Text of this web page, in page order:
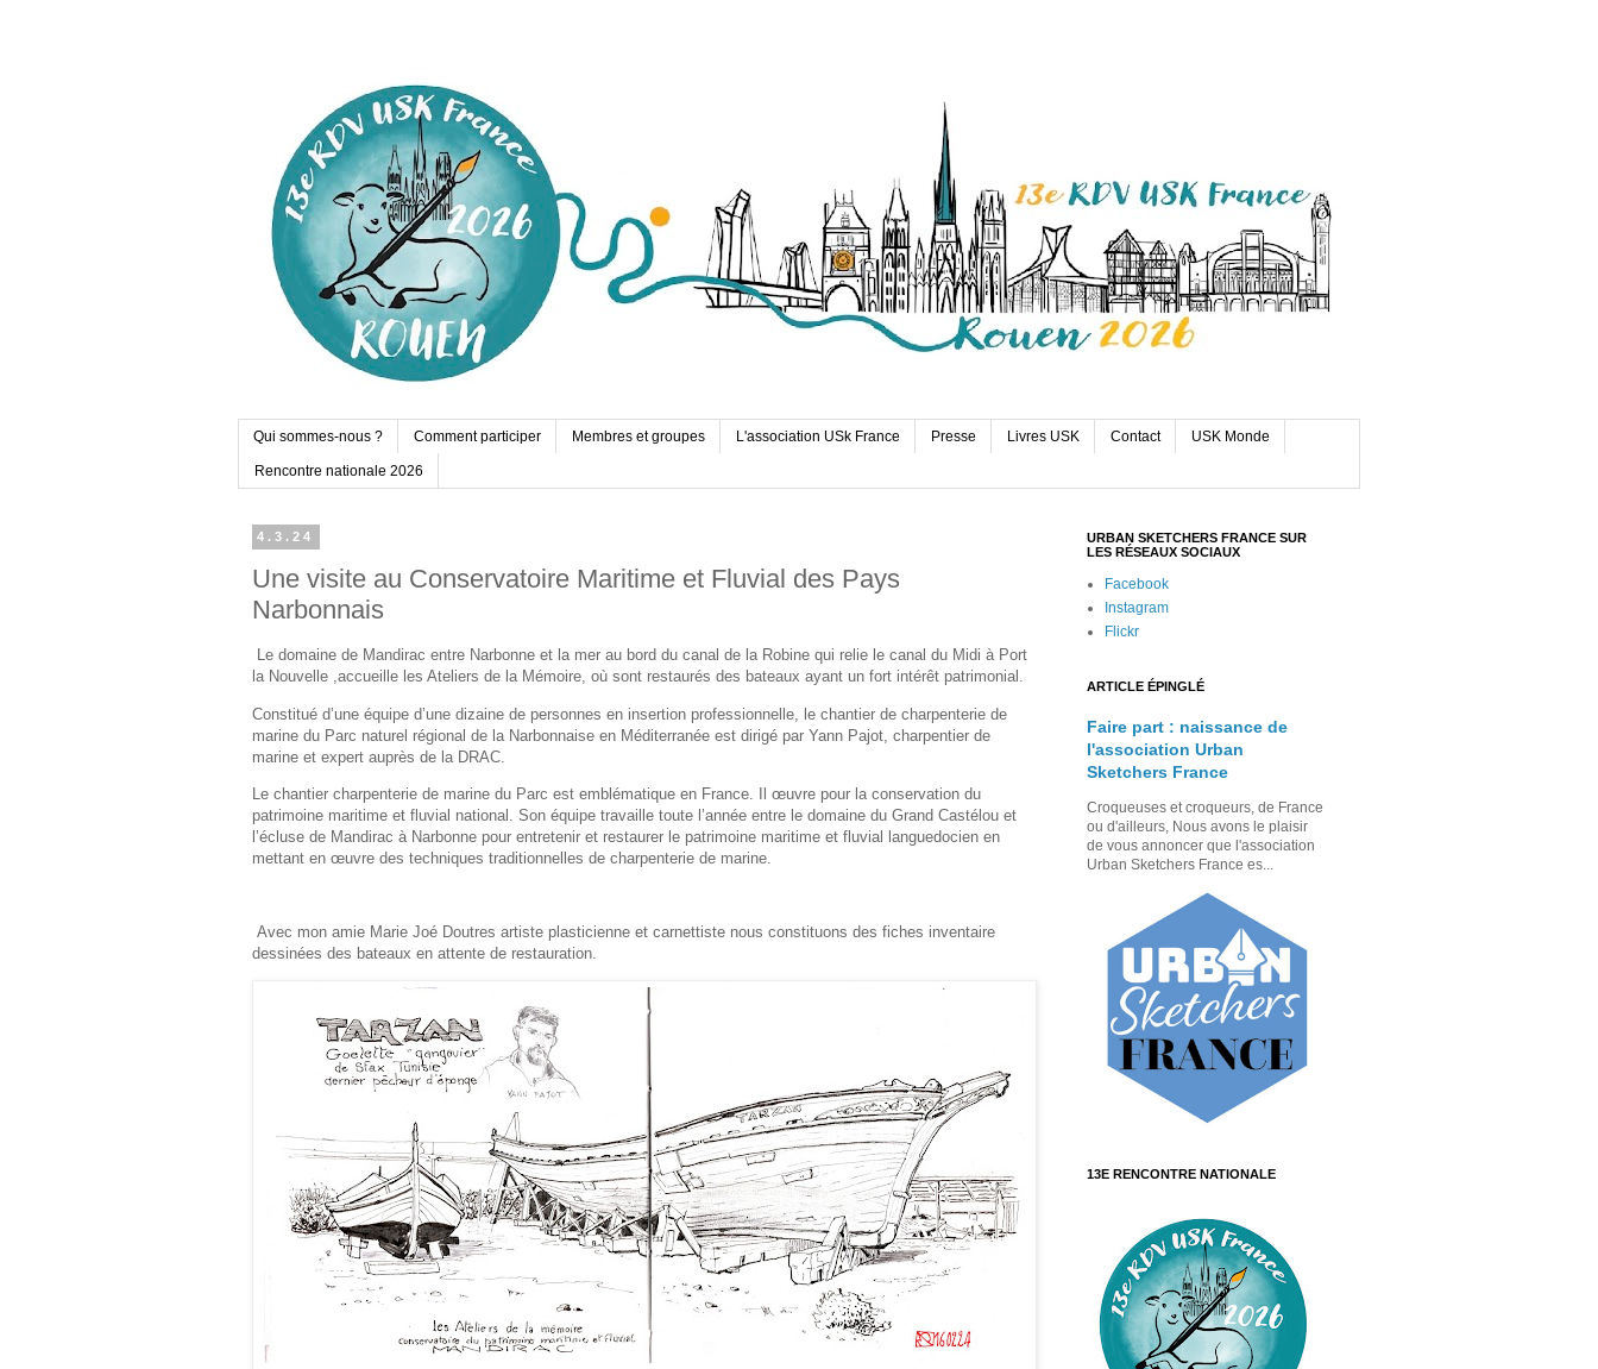
Qui sommes-nous ? Comment participer Membres et groupes L'association USk France Presse Livres USK Contact USK Monde
Rencontre nationale 2026
4.3.24
Une visite au Conservatoire Maritime et Fluvial des Pays
Narbonnais
Le domaine de Mandirac entre Narbonne et la mer au bord du canal de la Robine qui relie le canal du Midi à Port
la Nouvelle ,accueille les Ateliers de la Mémoire, où sont restaurés des bateaux ayant un fort intérêt patrimonial.
Constitué d’une équipe d’une dizaine de personnes en insertion professionnelle, le chantier de charpenterie de
marine du Parc naturel régional de la Narbonnaise en Méditerranée est dirigé par Yann Pajot, charpentier de
marine et expert auprès de la DRAC.
Le chantier charpenterie de marine du Parc est emblématique en France. Il œuvre pour la conservation du
patrimoine maritime et fluvial national. Son équipe travaille toute l’année entre le domaine du Grand Castélou et
l’écluse de Mandirac à Narbonne pour entretenir et restaurer le patrimoine maritime et fluvial languedocien en
mettant en œuvre des techniques traditionnelles de charpenterie de marine.
Avec mon amie Marie Joé Doutres artiste plasticienne et carnettiste nous constituons des fiches inventaire
dessinées des bateaux en attente de restauration.
URBAN SKETCHERS FRANCE SUR
LES RÉSEAUX SOCIAUX
Facebook
Instagram
Flickr
ARTICLE ÉPINGLÉ
Faire part : naissance de
l'association Urban
Sketchers France
Croqueuses et croqueurs, de France
ou d'ailleurs, Nous avons le plaisir
de vous annoncer que l'association
Urban Sketchers France es...
13E RENCONTRE NATIONALE